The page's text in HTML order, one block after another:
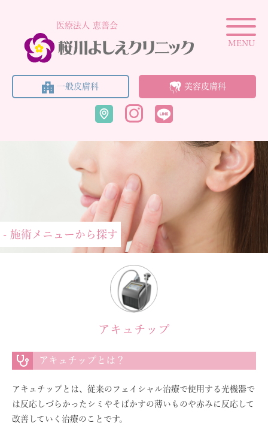
医療法人 恵善会
一般皮膚科 美容皮膚科
MENU
- 施術メニューから探す
アキュチップ
アキュチップとは？
アキュチップとは、従来のフェイシャル治療で使用する光機器で
は反応しづらかったシミやそばかすの薄いものや赤みに反応して
改善していく治療のことです。